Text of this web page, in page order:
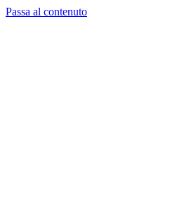
Passa al contenuto